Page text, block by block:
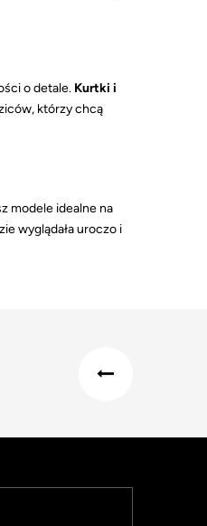
o detale. Kurtki i
którzy chcą
modele idealne na
wyglądała uroczo i